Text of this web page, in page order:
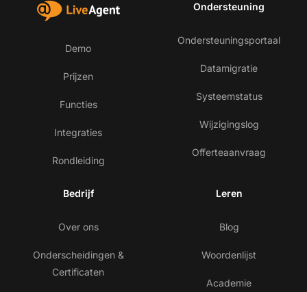
Demo
Prijzen
Functies
Integraties
Rondleiding
Ondersteuning
Ondersteuningsportaal
Datamigratie
Systeemstatus
Wijzigingslog
Offerteaanvraag
Bedrijf
Over ons
Onderscheidingen &
Certificaten
Leren
Blog
Woordenlijst
Academie